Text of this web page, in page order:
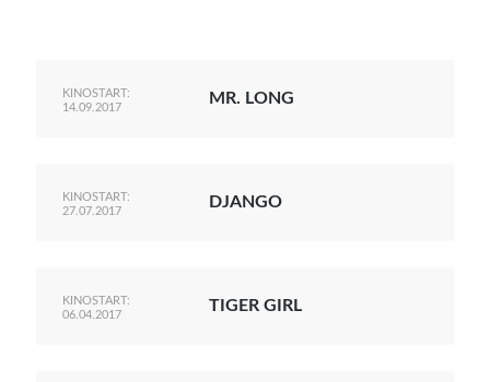
KINOSTART:
14.09.2017
MR. LONG
KINOSTART:
27.07.2017
DJANGO
KINOSTART:
06.04.2017
TIGER GIRL